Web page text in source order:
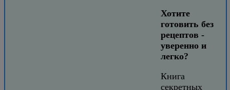
Хотите
готовить без
рецептов -
уверенно и
легко?
Книга
секретных